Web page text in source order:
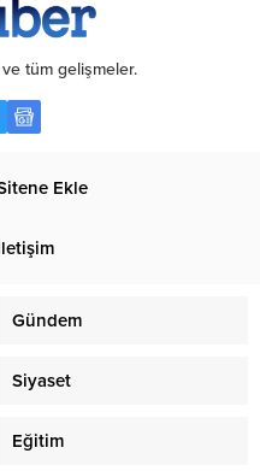
tüm gelişmeler.
Ekle
Gündem
Siyaset
Eğitim